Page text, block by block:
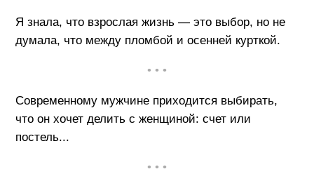
Я знала, что взрослая жизнь — это выбор, но не
думала, что между пломбой и осенней курткой.
• • •
Современному мужчине приходится выбирать,
что он хочет делить с женщиной: счет или
постель...
• • •